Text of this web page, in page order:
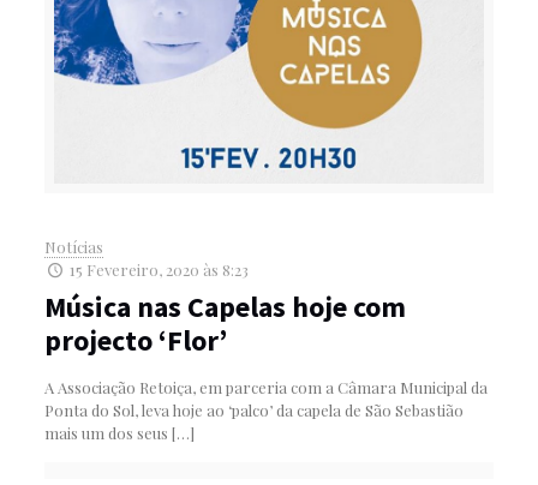
Notícias
15 Fevereiro, 2020 às 8:23
Música nas Capelas hoje com
projecto ‘Flor’
A Associação Retoiça, em parceria com a Câmara Municipal da
Ponta do Sol, leva hoje ao ‘palco’ da capela de São Sebastião
mais um dos seus […]